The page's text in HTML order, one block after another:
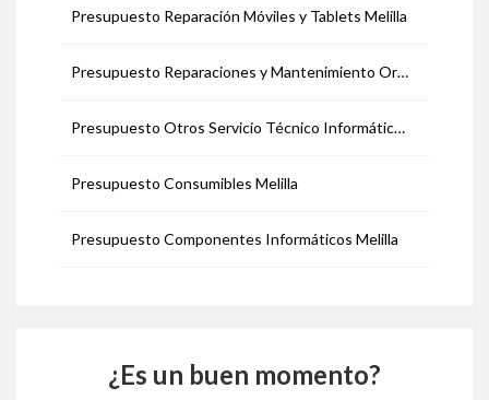
Presupuesto Reparación Móviles y Tablets Melilla
Presupuesto Reparaciones y Mantenimiento Ordenadores Melilla
Presupuesto Otros Servicio Técnico Informático Melilla
Presupuesto Consumibles Melilla
Presupuesto Componentes Informáticos Melilla
¿Es un buen momento?